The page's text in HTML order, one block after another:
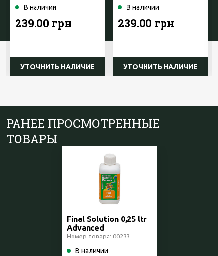
В наличии
239.00 грн
УТОЧНИТЬ НАЛИЧИЕ
В наличии
239.00 грн
УТОЧНИТЬ НАЛИЧИЕ
РАНЕЕ ПРОСМОТРЕННЫЕ
ТОВАРЫ
Final Solution 0,25 ltr
Advanced
Hydroponics
Номер товара: 00233
В наличии